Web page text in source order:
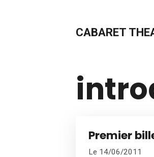
CABARET
Premier
Le 14/06/2011